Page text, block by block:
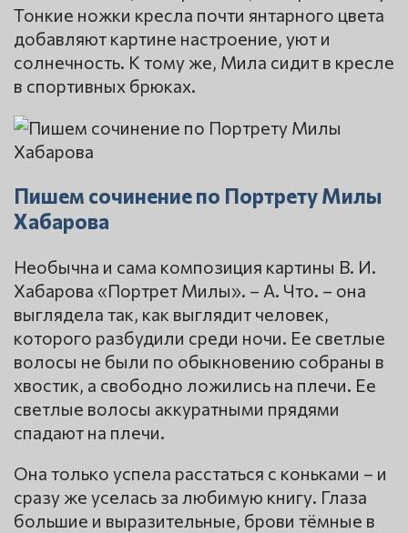
Тонкие ножки кресла почти янтарного цвета
добавляют картине настроение, уют и
солнечность. К тому же, Мила сидит в кресле
в спортивных брюках.
Пишем сочинение по Портрету Милы
Хабарова
Необычна и сама композиция картины В. И.
Хабарова «Портрет Милы». – А. Что. – она
выглядела так, как выглядит человек,
которого разбудили среди ночи. Ее светлые
волосы не были по обыкновению собраны в
хвостик, а свободно ложились на плечи. Ее
светлые волосы аккуратными прядями
спадают на плечи.
Она только успела расстаться с коньками – и
сразу же уселась за любимую книгу. Глаза
большие и выразительные, брови тёмные в